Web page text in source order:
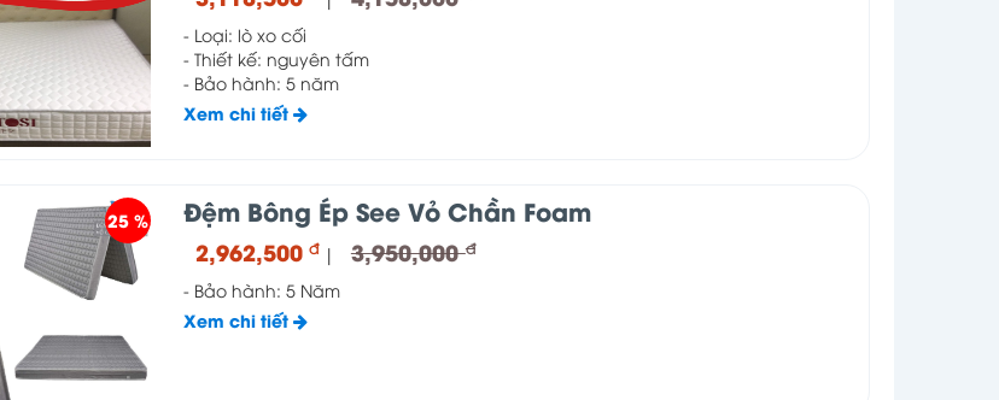
- Loại: lò xo cối
- Thiết kế: nguyên tấm
- Bảo hành: 5 năm
Xem chi tiết
25 % Đệm Bông Ép See Vỏ Chần Foam
2,962,500 đ | 3,950,000đ
- Bảo hành: 5 Năm
Xem chi tiết